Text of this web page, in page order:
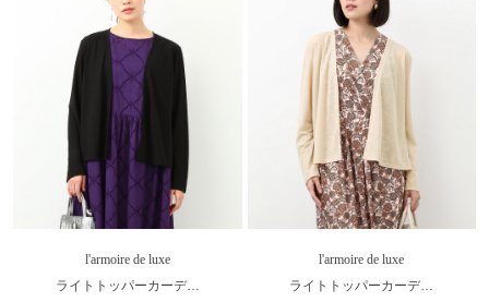
l'armoire de luxe
ライトトッパーカーデ…
l'armoire de luxe
ライトトッパーカーデ…